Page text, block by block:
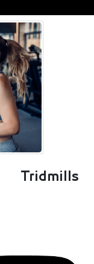
Tridmills